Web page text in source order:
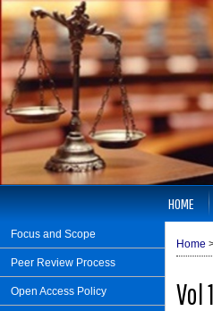
Focus and Scope
Peer Review Process
Open Access Policy
HOME
Home
Vol